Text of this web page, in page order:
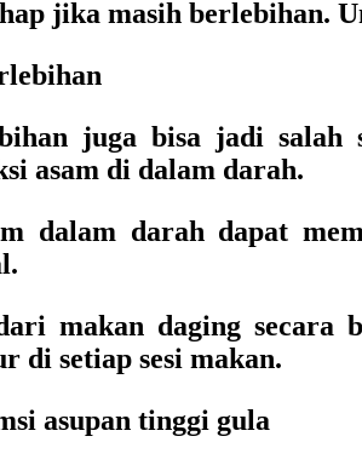
jika masih berlebihan.
juga bisa jadi salah
asam di dalam darah.
dalam darah dapat
makan daging secara
di setiap sesi makan.
asupan tinggi gula